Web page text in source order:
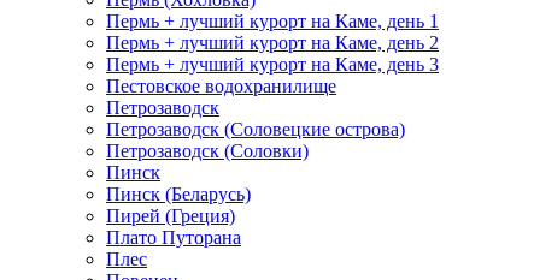
Пермь + лучший курорт на Каме, день 1
Пермь + лучший курорт на Каме, день 2
Пермь + лучший курорт на Каме, день 3
Пестовское водохранилище
Петрозаводск
Петрозаводск (Соловецкие острова)
Петрозаводск (Соловки)
Пинск
Пинск (Беларусь)
Пирей (Греция)
Плато Путорана
Плес